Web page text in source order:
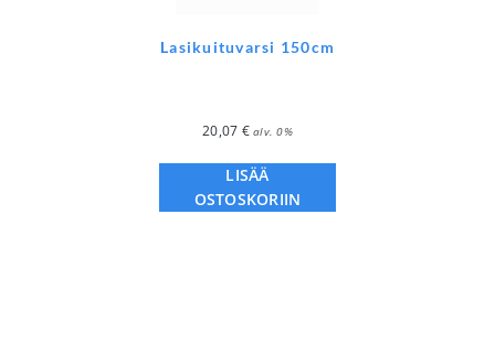
Lasikuituvarsi 150cm
20,07 € alv. 0%
LISÄÄ
OSTOSKORIIN